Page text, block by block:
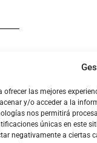
ofrecer las mejores
y/o acceder a la
nos permitirá
únicas en este
negativamente a ciertas